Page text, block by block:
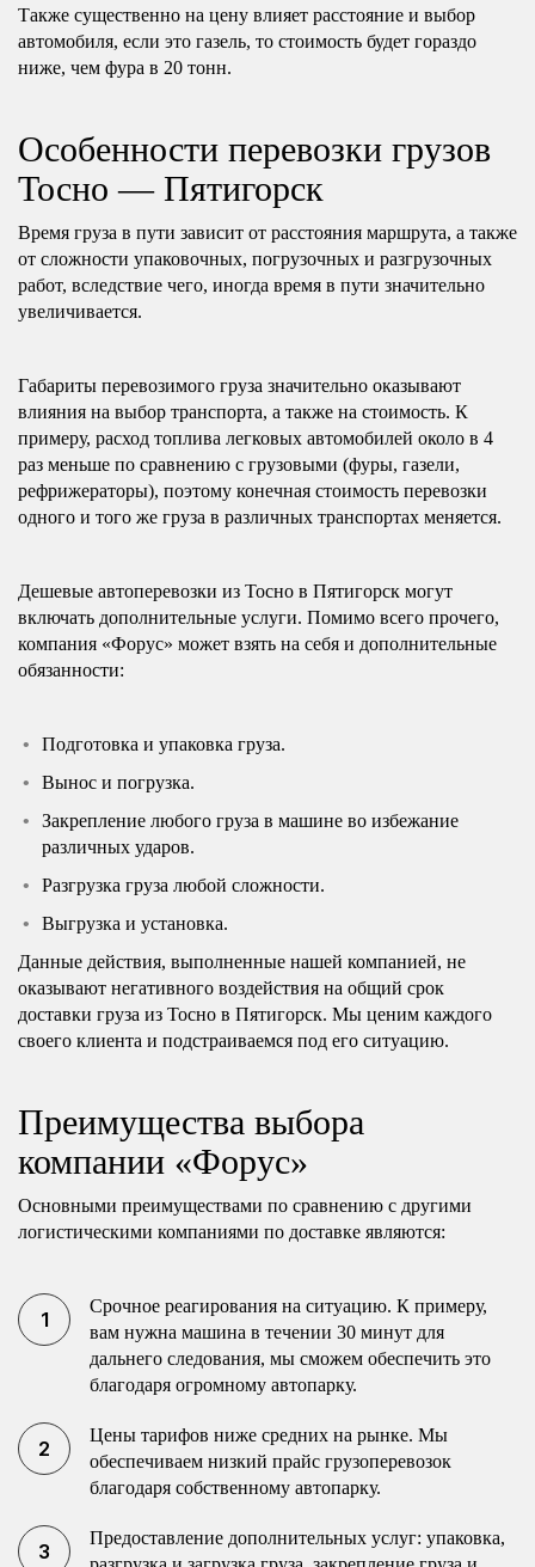
Также существенно на цену влияет расстояние и выбор
автомобиля, если это газель, то стоимость будет гораздо
ниже, чем фура в 20 тонн.
Особенности перевозки грузов
Тосно — Пятигорск
Время груза в пути зависит от расстояния маршрута, а также
от сложности упаковочных, погрузочных и разгрузочных
работ, вследствие чего, иногда время в пути значительно
увеличивается.
Габариты перевозимого груза значительно оказывают
влияния на выбор транспорта, а также на стоимость. К
примеру, расход топлива легковых автомобилей около в 4
раз меньше по сравнению с грузовыми (фуры, газели,
рефрижераторы), поэтому конечная стоимость перевозки
одного и того же груза в различных транспортах меняется.
Дешевые автоперевозки из Тосно в Пятигорск могут
включать дополнительные услуги. Помимо всего прочего,
компания «Форус» может взять на себя и дополнительные
обязанности:
Подготовка и упаковка груза.
Вынос и погрузка.
Закрепление любого груза в машине во избежание
различных ударов.
Разгрузка груза любой сложности.
Выгрузка и установка.
Данные действия, выполненные нашей компанией, не
оказывают негативного воздействия на общий срок
доставки груза из Тосно в Пятигорск. Мы ценим каждого
своего клиента и подстраиваемся под его ситуацию.
Преимущества выбора
компании «Форус»
Основными преимуществами по сравнению с другими
логистическими компаниями по доставке являются:
Срочное реагирования на ситуацию. К примеру,
вам нужна машина в течении 30 минут для
дальнего следования, мы сможем обеспечить это
благодаря огромному автопарку.
Цены тарифов ниже средних на рынке. Мы
обеспечиваем низкий прайс грузоперевозок
благодаря собственному автопарку.
Предоставление дополнительных услуг: упаковка,